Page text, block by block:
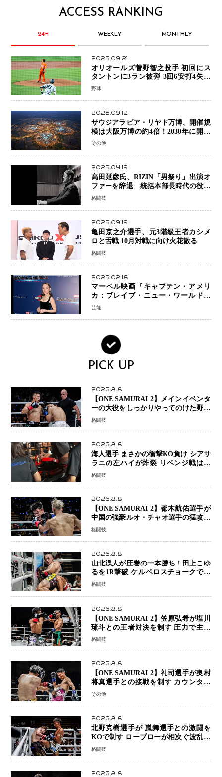
ACCESS RANKING
24H WEEKLY MONTHLY
2025.09.21
オリオールズ菅野智之投手 初回にス
タントンに3ラン被弾 3回6安打4失点
で降板
野球
2025.09.12
サウジアラビア・リヤド万博、開催規
模は大阪万博の約4倍！2030年に開幕
予定
その他
2025.04.19
高田延彦氏、RIZIN「男祭り」出演オ
ファーを辞退 統括本部長時代の役目
「すでに終えています」と明言
格闘技
2025.09.19
亀田京之介選手、元3階級王者カシメ
格闘技
2025.02.18
マーベル映画『キャプテン・アメリ
カ：ブレイブ・ニュー・ワールド』
新ブラック・ウィドウ役のシラ・ハー
芸能
PICK UP
2026.8.8
【ONE SAMURAI 2】メインイベンタ
ーの大役をしっかりやってのけた野杁
正明が衝撃のリベンジ！ リウ・メン
ーで完全決着
格闘技
2026.8.8
海人選手 まさかの衝撃KO負け シアサ
ラニの左ハイが炸裂 リベンジ戦は一
瞬で決着
格闘技
2026.8.8
【ONE SAMURAI 2】都木航佑選手が
中国の強豪ルオ・チャオ選手の猛攻を
受けながらも的確な攻撃で応戦 最後
格闘技
2026.8.8
山北渓人が圧巻の一本勝ち！田上こゆ
るを1R撃破 ケルベロスチョークで存
在感を示す
格闘技
2026.8.8
【ONE SAMURAI 2】笠原弘希が塩川
琉斗との王者対決を制す 圧力で主導
権を握り判定勝利
格闘技
2026.8.8
【ONE SAMURAI 2】礼司選手が奥村
将真選手との接戦を制す カウンター
と正確な打撃で判定勝利
その他
2026.8.8
北野克樹選手が 嵐舞選手との激闘を
KOで制す ローブローが相次ぐ波乱の
展開…涙の勝利「生まれてくる娘のた
格闘技
2026.8.8